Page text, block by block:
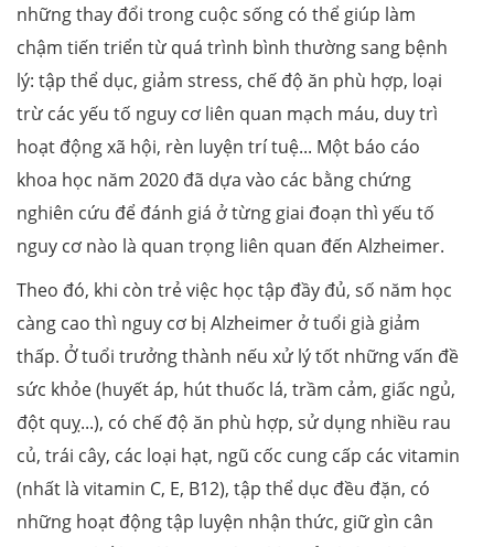
những thay đổi trong cuộc sống có thể giúp làm
chậm tiến triển từ quá trình bình thường sang bệnh
lý: tập thể dục, giảm stress, chế độ ăn phù hợp, loại
trừ các yếu tố nguy cơ liên quan mạch máu, duy trì
hoạt động xã hội, rèn luyện trí tuệ... Một báo cáo
khoa học năm 2020 đã dựa vào các bằng chứng
nghiên cứu để đánh giá ở từng giai đoạn thì yếu tố
nguy cơ nào là quan trọng liên quan đến Alzheimer.
Theo đó, khi còn trẻ việc học tập đầy đủ, số năm học
càng cao thì nguy cơ bị Alzheimer ở tuổi già giảm
thấp. Ở tuổi trưởng thành nếu xử lý tốt những vấn đề
sức khỏe (huyết áp, hút thuốc lá, trầm cảm, giấc ngủ,
đột quỵ...), có chế độ ăn phù hợp, sử dụng nhiều rau
củ, trái cây, các loại hạt, ngũ cốc cung cấp các vitamin
(nhất là vitamin C, E, B12), tập thể dục đều đặn, có
những hoạt động tập luyện nhận thức, giữ gìn cân